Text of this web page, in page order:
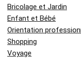
Bricolage et Jardin
Enfant et Bébé
Orientation
Shopping
Voyage